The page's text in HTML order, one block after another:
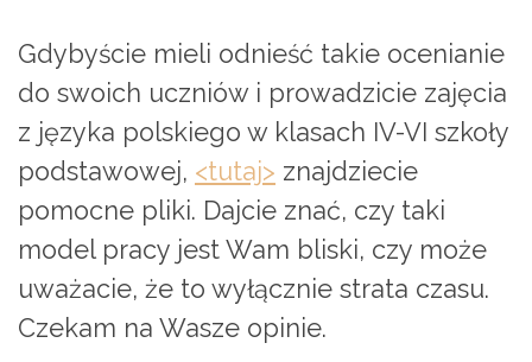
Gdybyście mieli odnieść takie ocenianie
do swoich uczniów i prowadzicie zajęcia
z języka polskiego w klasach IV-VI szkoły
podstawowej, <tutaj> znajdziecie
pomocne pliki. Dajcie znać, czy taki
model pracy jest Wam bliski, czy może
uważacie, że to wyłącznie strata czasu.
Czekam na Wasze opinie.